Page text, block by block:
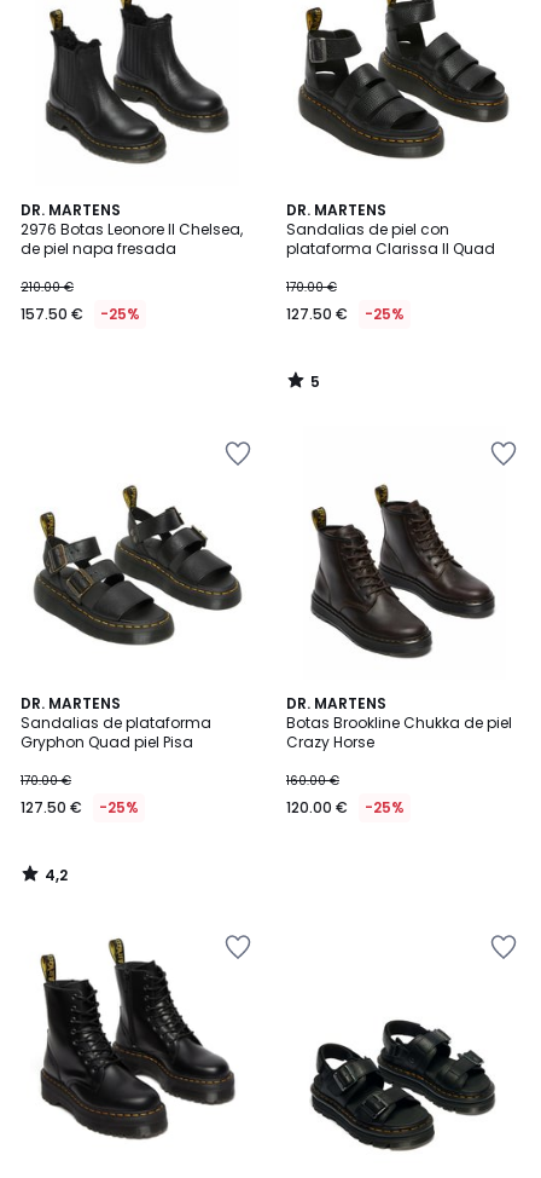
DR. MARTENS
2976 Botas Leonore II Chelsea,
de piel napa fresada
210.00 €
157.50 € -25%
DR. MARTENS
Sandalias de piel con
plataforma Clarissa II Quad
170.00 €
127.50 € -25%
5
/
5
5
/
DR. MARTENS
Sandalias de plataforma
Gryphon Quad piel Pisa
170.00 €
127.50 € -25%
4,2
/ 5
4,2
/
DR. MARTENS
Botas Brookline Chukka de piel
Crazy Horse
160.00 €
120.00 € -25%